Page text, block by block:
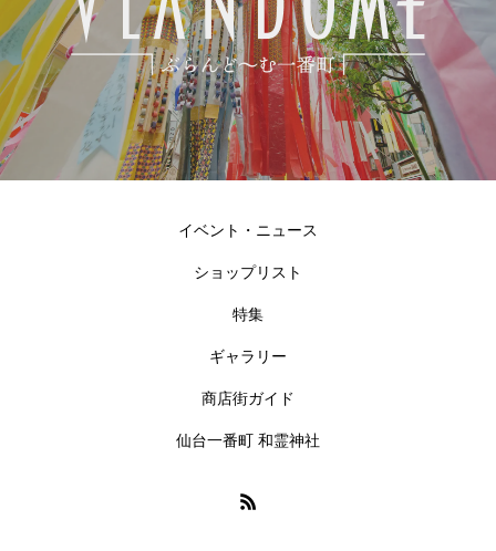
イベント・ニュース
ショップリスト
特集
ギャラリー
商店街ガイド
仙台一番町 和霊神社